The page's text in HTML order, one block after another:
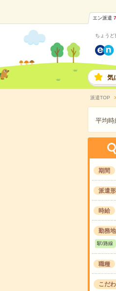
エン派遣
ちょうど
気
派遣TOP
平均時
期間
派遣
時給
勤務地
駅/路線
職種
こだ